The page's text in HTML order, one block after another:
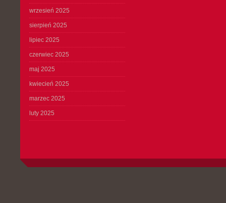
wrzesień 2025
sierpień 2025
lipiec 2025
czerwiec 2025
maj 2025
kwiecień 2025
marzec 2025
luty 2025